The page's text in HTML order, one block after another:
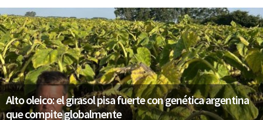
Alto oleico: el girasol pisa fuerte con genética argentina
que compite globalmente